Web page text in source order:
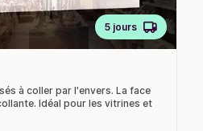
5 jours
à coller par l'envers. La face
Idéal pour les vitrines et